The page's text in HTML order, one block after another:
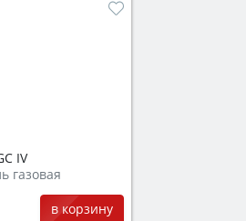
IV
газовая
в корзину